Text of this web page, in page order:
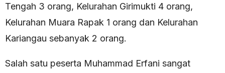
Tengah 3 orang, Kelurahan Girimukti 4 orang,
Kelurahan Muara Rapak 1 orang dan Kelurahan
Kariangau sebanyak 2 orang.
Salah satu peserta Muhammad Erfani sangat